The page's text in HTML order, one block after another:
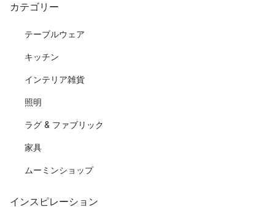
カテゴリー
テーブルウェア
キッチン
インテリア雑貨
照明
ラグ & ファブリック
家具
ムーミンショップ
インスピレーション